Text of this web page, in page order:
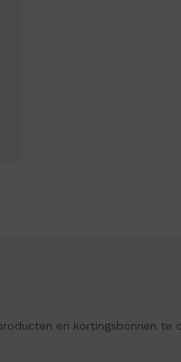
en kortingsbonnen te